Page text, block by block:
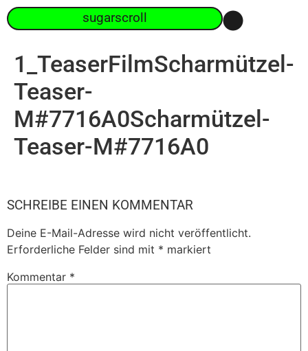
sugarscroll
1_TeaserFilmScharmützel-
Teaser-
M#7716A0Scharmützel-
Teaser-M#7716A0
SCHREIBE EINEN KOMMENTAR
Deine E-Mail-Adresse wird nicht veröffentlicht.
Erforderliche Felder sind mit * markiert
Kommentar *